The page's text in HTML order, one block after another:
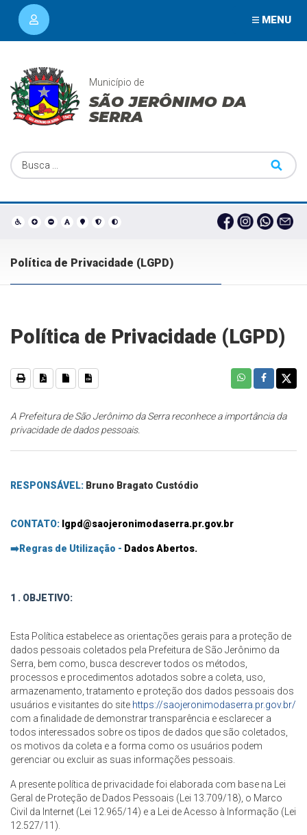
MENU
Município de
SÃO JERÔNIMO DA
SERRA
Política de Privacidade (LGPD)
Política de Privacidade (LGPD)
A Prefeitura de São Jerônimo da Serra reconhece a importância da
privacidade de dados pessoais.
RESPONSÁVEL: Bruno Bragato Custódio
CONTATO: lgpd@saojeronimodaserra.pr.gov.br
➡️Regras de Utilização - Dados Abertos.
1 . OBJETIVO:
Esta Política estabelece as orientações gerais para a proteção de
dados pessoais coletados pela Prefeitura de São Jerônimo da
Serra, bem como, busca descrever todos os métodos,
processos e procedimentos adotados sobre a coleta, uso,
armazenamento, tratamento e proteção dos dados pessoais dos
usuários e visitantes do site https://saojeronimodaserra.pr.gov.br/
com a finalidade de demonstrar transparência e esclarecer a
todos interessados sobre os tipos de dados que são coletados,
os motivos da coleta e a forma como os usuários podem
gerenciar ou excluir as suas informações pessoais.
A presente política de privacidade foi elaborada com base na Lei
Geral de Proteção de Dados Pessoais (Lei 13.709/18), o Marco
Civil da Internet (Lei 12.965/14) e a Lei de Acesso à Informação (Lei
12.527/11).